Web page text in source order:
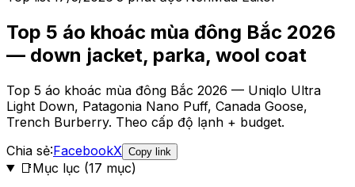
Top 5 áo khoác mùa đông Bắc 2026
— down jacket, parka, wool coat
Top 5 áo khoác mùa đông Bắc 2026 — Uniqlo Ultra
Light Down, Patagonia Nano Puff, Canada Goose,
Trench Burberry. Theo cấp độ lạnh + budget.
Chia sẻ:FacebookX Copy link
📑Mục lục (17 mục)